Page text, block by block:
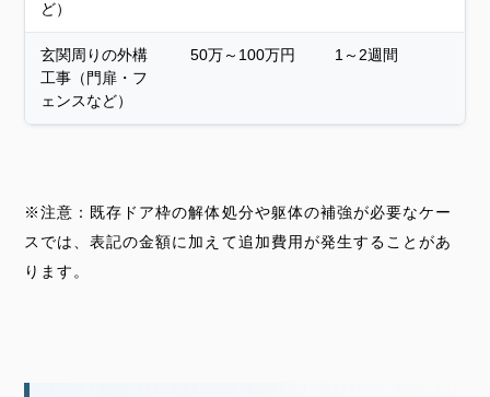
ど）
玄関周りの外構
工事（門扉・フ
ェンスなど）
50万～100万円 1～2週間
※注意：既存ドア枠の解体処分や躯体の補強が必要なケー
スでは、表記の金額に加えて追加費用が発生することがあ
ります。